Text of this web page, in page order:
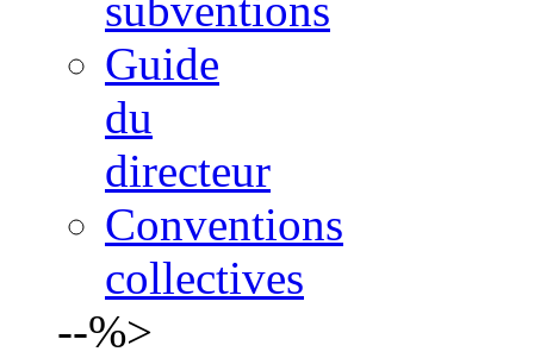
Guide
du
directeur
Conventions
collectives
--%>